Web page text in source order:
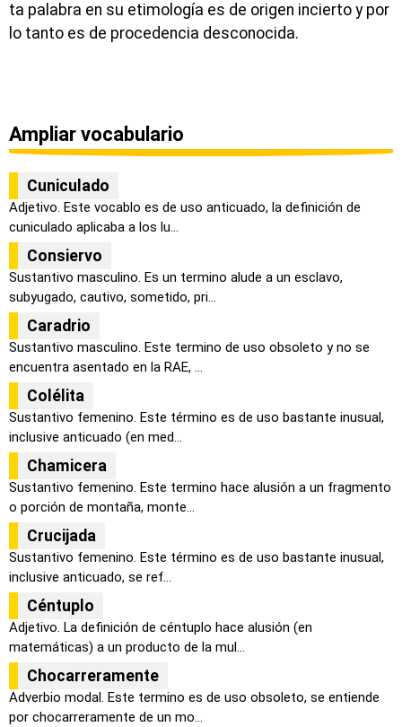
ta palabra en su etimología es de origen incierto y por
lo tanto es de procedencia desconocida.
Ampliar vocabulario
Cuniculado
Adjetivo. Este vocablo es de uso anticuado, la definición de
cuniculado aplicaba a los lu...
Consiervo
Sustantivo masculino. Es un termino alude a un esclavo,
subyugado, cautivo, sometido, pri...
Caradrio
Sustantivo masculino. Este termino de uso obsoleto y no se
encuentra asentado en la RAE, ...
Colélita
Sustantivo femenino. Este término es de uso bastante inusual,
inclusive anticuado (en med...
Chamicera
Sustantivo femenino. Este termino hace alusión a un fragmento
o porción de montaña, monte...
Crucijada
Sustantivo femenino. Este término es de uso bastante inusual,
inclusive anticuado, se ref...
Céntuplo
Adjetivo. La definición de céntuplo hace alusión (en
matemáticas) a un producto de la mul...
Chocarreramente
Adverbio modal. Este termino es de uso obsoleto, se entiende
por chocarreramente de un mo...